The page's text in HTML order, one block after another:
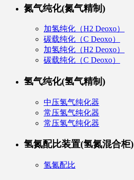
氮气纯化(氮气精制)
加氢纯化（H2 Deoxo）
碳载纯化（C Deoxo）
加氢纯化（H2 Deoxo）
碳载纯化（C Deoxo）
氢气纯化(氢气精制)
中压氢气纯化器
常压氢气纯化器
常压氢气纯化器
氢氮配比装置(氢氮混合柜)
氢氮配比